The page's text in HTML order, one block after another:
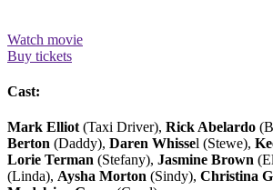
Watch movie
Buy tickets
Cast:
Mark Elliot (Taxi Driver), Rick Abelardo
Berton (Daddy), Daren Whissel (Stewe),
Lorie Terman (Stefany), Jasmine Brown
(Linda), Aysha Morton (Sindy), Christina